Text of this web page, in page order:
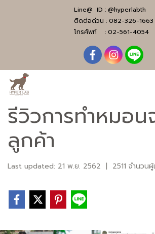
Line@ ID : @hyperlabth
ติดต่อด่วน : 082-326-1663
โทรศัพท์ : 02-561-4054
รีวิวการทำหมอน
ลูกค้า
Last updated: 21 พ.ย. 2562 | 2511 จำนวนผู้